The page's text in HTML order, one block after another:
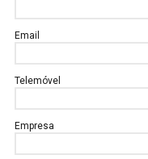
Email
Telemóvel
Empresa